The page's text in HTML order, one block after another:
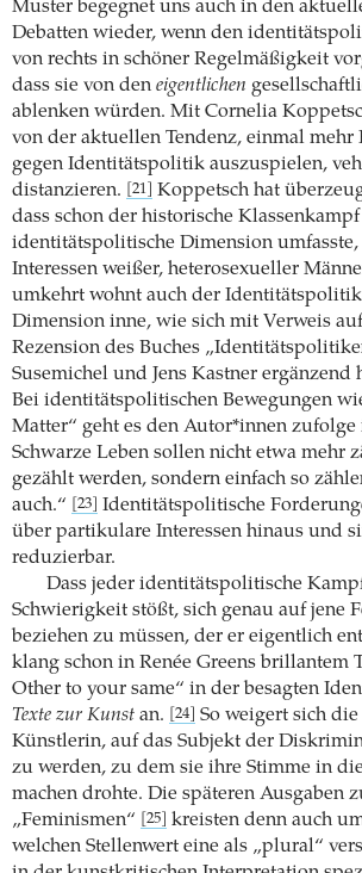
Muster begegnet uns auch in den
Debatten wieder, wenn den
von rechts in schöner Regelmäßigkeit
dass sie von den eigentlichen
ablenken würden. Mit Cornelia
von der aktuellen Tendenz, einmal
gegen Identitätspolitik auszuspielen,
distanzieren.
[21]
Koppetsch hat
dass schon der historische
identitätspolitische Dimension umfasste,
Interessen weißer, heterosexueller
umkehrt wohnt auch der
Dimension inne, wie sich mit Verweis
Rezension des Buches
Susemichel und Jens Kastner ergänzend
Bei identitätspolitischen Bewegungen
Matter“ geht es den Autor*innen zufolge
Schwarze Leben sollen nicht etwa mehr
gezählt werden, sondern einfach so
auch.“
[23]
Identitätspolitische
über partikulare Interessen hinaus und
reduzierbar.
Dass jeder identitätspolitische
Schwierigkeit stößt, sich genau auf jene
beziehen zu müssen, der er eigentlich
klang schon in Renée Greens brillantem
Other to your same“ in der besagten
Texte zur Kunst an. [24]
So weigert sich
Künstlerin, auf das Subjekt der
zu werden, zu dem sie ihre Stimme in
machen drohte. Die späteren Ausgaben
„Feminismen“
[25]
kreisten denn auch
welchen Stellenwert eine als „plural“